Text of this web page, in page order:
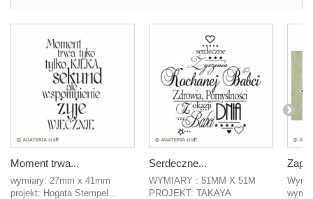
Moment trwa...
wymiary: 27mm x 41mm
projekt: Hogata Stempel...
Serdeczne...
WYMIARY : 51MM X 51M
PROJEKT: TAKAYA
wym